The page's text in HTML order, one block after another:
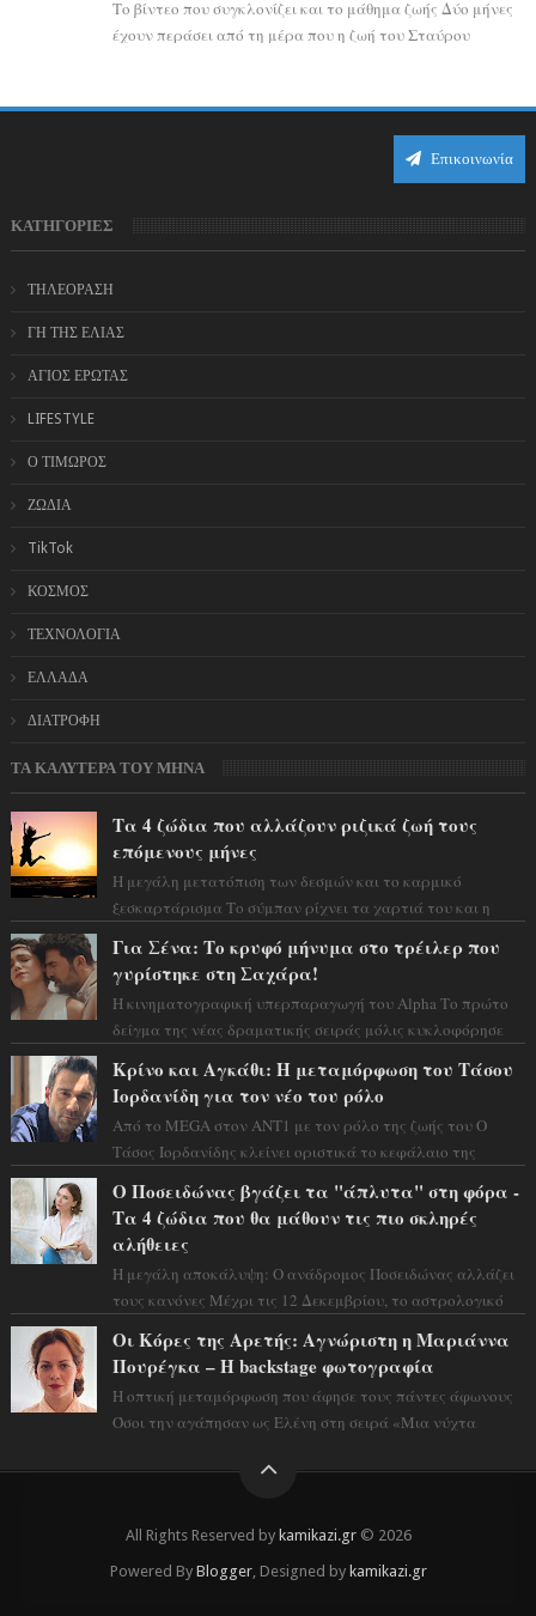
Το βίντεο που συγκλονίζει και το μάθημα ζωής Δύο μήνες
έχουν περάσει από τη μέρα που η ζωή του Σταύρου
Επικοινωνία
ΚΑΤΗΓΟΡΙΕΣ
ΤΗΛΕΟΡΑΣΗ
ΓΗ ΤΗΣ ΕΛΙΑΣ
ΑΓΙΟΣ ΕΡΩΤΑΣ
LIFESTYLE
Ο ΤΙΜΩΡΟΣ
ΖΩΔΙΑ
TikTok
ΚΟΣΜΟΣ
ΤΕΧΝΟΛΟΓΙΑ
ΕΛΛΑΔΑ
ΔΙΑΤΡΟΦΗ
ΤΑ ΚΑΛΥΤΕΡΑ ΤΟΥ ΜΗΝΑ
Τα 4 ζώδια που αλλάζουν ριζικά ζωή τους
επόμενους μήνες
Η μεγάλη μετατόπιση των δεσμών και το καρμικό
ξεσκαρτάρισμα Το σύμπαν ρίχνει τα χαρτιά του και η
Για Σένα: Το κρυφό μήνυμα στο τρέιλερ που
γυρίστηκε στη Σαχάρα!
Η κινηματογραφική υπερπαραγωγή του Alpha Το πρώτο
δείγμα της νέας δραματικής σειράς μόλις κυκλοφόρησε
Κρίνο και Αγκάθι: Η μεταμόρφωση του Τάσου
Ιορδανίδη για τον νέο του ρόλο
Από το MEGA στον ΑΝΤ1 με τον ρόλο της ζωής του Ο
Τάσος Ιορδανίδης κλείνει οριστικά το κεφάλαιο της
Ο Ποσειδώνας βγάζει τα "άπλυτα" στη φόρα -
Τα 4 ζώδια που θα μάθουν τις πιο σκληρές
αλήθειες
Η μεγάλη αποκάλυψη: Ο ανάδρομος Ποσειδώνας αλλάζει
τους κανόνες Μέχρι τις 12 Δεκεμβρίου, το αστρολογικό
Οι Κόρες της Αρετής: Αγνώριστη η Μαριάννα
Πουρέγκα – H backstage φωτογραφία
Η οπτική μεταμόρφωση που άφησε τους πάντες άφωνους
Όσοι την αγάπησαν ως Ελένη στη σειρά «Μια νύχτα
All Rights Reserved by kamikazi.gr© 2026
Powered By Blogger, Designed by kamikazi.gr